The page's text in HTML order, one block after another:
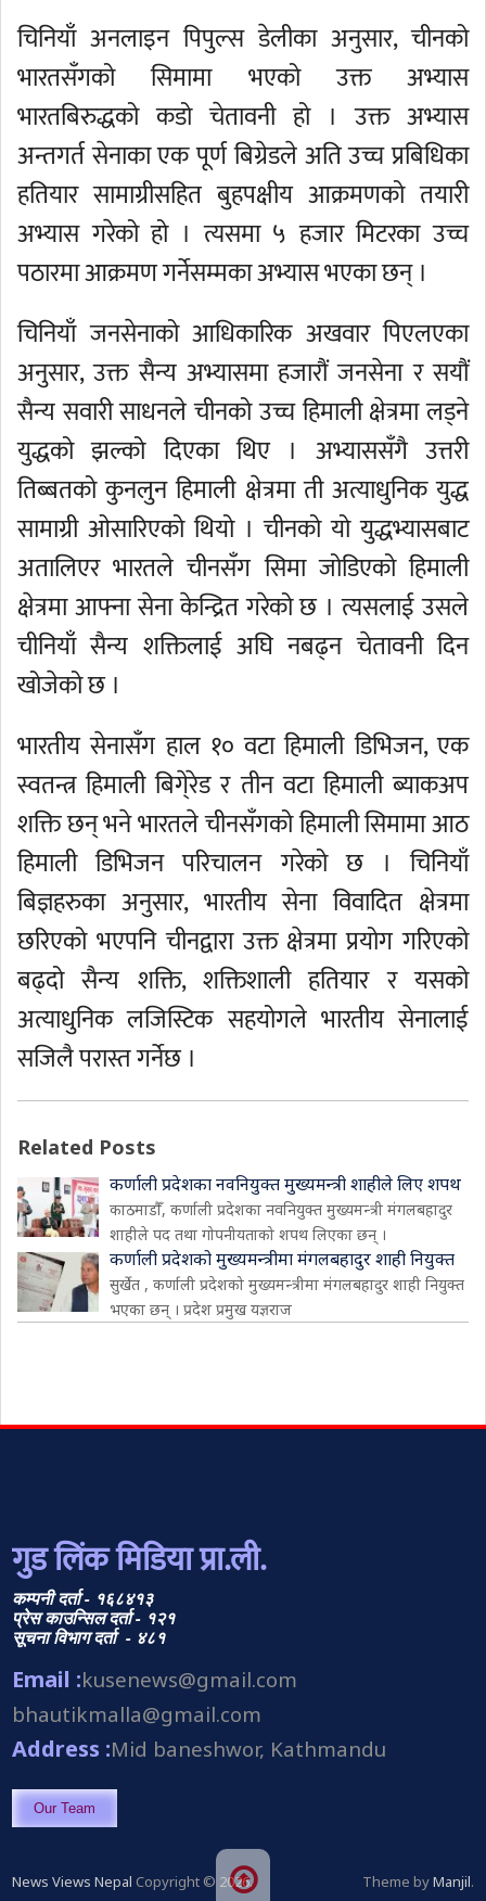
चिनियाँ अनलाइन पिपुल्स डेलीका अनुसार, चीनको
भारतसँगको सिमामा भएको उक्त अभ्यास
भारतबिरुद्धको कडो चेतावनी हो । उक्त अभ्यास
अन्तगर्त सेनाका एक पूर्ण बिग्रेडले अति उच्च प्रबिधिका
हतियार सामाग्रीसहित बुहपक्षीय आक्रमणको तयारी
अभ्यास गरेको हो । त्यसमा ५ हजार मिटरका उच्च
पठारमा आक्रमण गर्नेसम्मका अभ्यास भएका छन् ।
चिनियाँ जनसेनाको आधिकारिक अखवार पिएलएका
अनुसार, उक्त सैन्य अभ्यासमा हजारौं जनसेना र सयौं
सैन्य सवारी साधनले चीनको उच्च हिमाली क्षेत्रमा लड्ने
युद्धको झल्को दिएका थिए । अभ्याससँगै उत्तरी
तिब्बतको कुनलुन हिमाली क्षेत्रमा ती अत्याधुनिक युद्ध
सामाग्री ओसारिएको थियो । चीनको यो युद्धभ्यासबाट
अतालिएर भारतले चीनसँग सिमा जोडिएको हिमाली
क्षेत्रमा आफ्ना सेना केन्द्रित गरेको छ । त्यसलाई उसले
चीनियाँ सैन्य शक्तिलाई अघि नबढ्न चेतावनी दिन
खोजेको छ ।
भारतीय सेनासँग हाल १० वटा हिमाली डिभिजन, एक
स्वतन्त्र हिमाली बिगे्रेड र तीन वटा हिमाली ब्याकअप
शक्ति छन् भने भारतले चीनसँगको हिमाली सिमामा आठ
हिमाली डिभिजन परिचालन गरेको छ । चिनियाँ
बिज्ञहरुका अनुसार, भारतीय सेना विवादित क्षेत्रमा
छरिएको भएपनि चीनद्वारा उक्त क्षेत्रमा प्रयोग गरिएको
बढ्दो सैन्य शक्ति, शक्तिशाली हतियार र यसको
अत्याधुनिक लजिस्टिक सहयोगले भारतीय सेनालाई
सजिलै परास्त गर्नेछ ।
Related Posts
कर्णाली प्रदेशका नवनियुक्त मुख्यमन्त्री शाहीले लिए शपथ
काठमाडौँ, कर्णाली प्रदेशका नवनियुक्त मुख्यमन्त्री मंगलबहादुर
शाहीले पद तथा गोपनीयताको शपथ लिएका छन् ।
कर्णाली प्रदेशको मुख्यमन्त्रीमा मंगलबहादुर शाही नियुक्त
सुर्खेत , कर्णाली प्रदेशको मुख्यमन्त्रीमा मंगलबहादुर शाही नियुक्त
भएका छन् । प्रदेश प्रमुख यज्ञराज
गुड लिंक मिडिया प्रा.ली.
कम्पनी दर्ता - १६८४१३
प्रेस काउन्सिल दर्ता - १२१
सूचना विभाग दर्ता - ४८१
Email :kusenews@gmail.com
bhautikmalla@gmail.com
Address :Mid baneshwor, Kathmandu
Our Team
News Views Nepal Copyright © 2026. Theme byManjil.